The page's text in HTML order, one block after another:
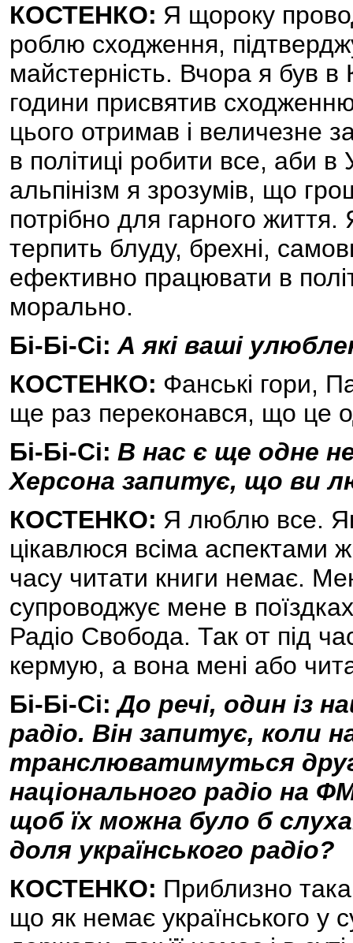
КОСТЕНКО: Я щороку
роблю сходження,
майстерність. Вчора я був
години присвятив
цього отримав і величезне
в політиці робити все, аби
альпінізм я зрозумів, що
потрібно для гарного
терпить блуду, брехні,
ефективно працювати в
морально.
Бі-Бі-Сі: А які ваші
КОСТЕНКО: Фанські гори,
ще раз переконався, що це
Бі-Бі-Сі: В нас є ще одне
Херсона запитує, що ви
КОСТЕНКО: Я люблю все.
цікавлюся всіма
часу читати книги немає.
супроводжує мене в
Радіо Свобода. Так от під
кермую, а вона мені або
Бі-Бі-Сі: До речі, один із
радіо. Він запитує, коли
транслюватимуться
національного радіо на
щоб їх можна було б
доля українського радіо?
КОСТЕНКО: Приблизно
що як немає українського у